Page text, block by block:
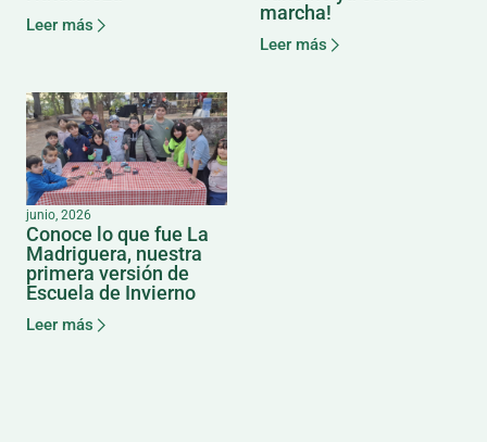
Leer más
marcha!
Leer más
junio, 2026
Conoce lo que fue La
Madriguera, nuestra
primera versión de
Escuela de Invierno
Leer más